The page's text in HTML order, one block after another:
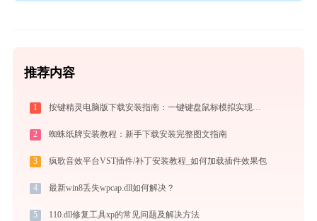
推荐内容
1 按键精灵电脑版下载安装指南：一键键盘鼠标模拟实现电脑自动办公与挂机
2 蜘蛛纸牌安装教程：新手下载安装完整图文指南
3 疯歌音效平台VST插件/补丁安装教程_如何加载插件效果包
4 最新win8丢失wpcap.dll如何解决？
5 110.dll修复工具xp的常见问题及解决方法